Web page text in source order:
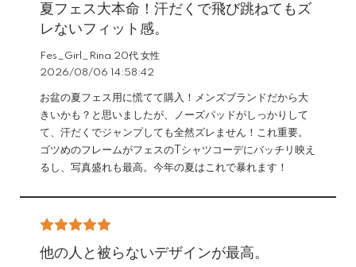
夏フェス大本命！汗だくで飛び跳ねてもズ
レないフィット感。
Fes_Girl_Rina 20代 女性
2026/08/06 14:58:42
お盆の夏フェス用に慌てて購入！メンズブランドだから大
きいかも？と思いましたが、ノーズパッドがしっかりして
て、汗だくでジャンプしても全然ズレません！これ重要。
ゴツめのフレームがフェスのTシャツコーデにバッチリ映え
るし、写真盛れも最高。今年の夏はこれで暴れます！
他の人と被らないデザインが最高。